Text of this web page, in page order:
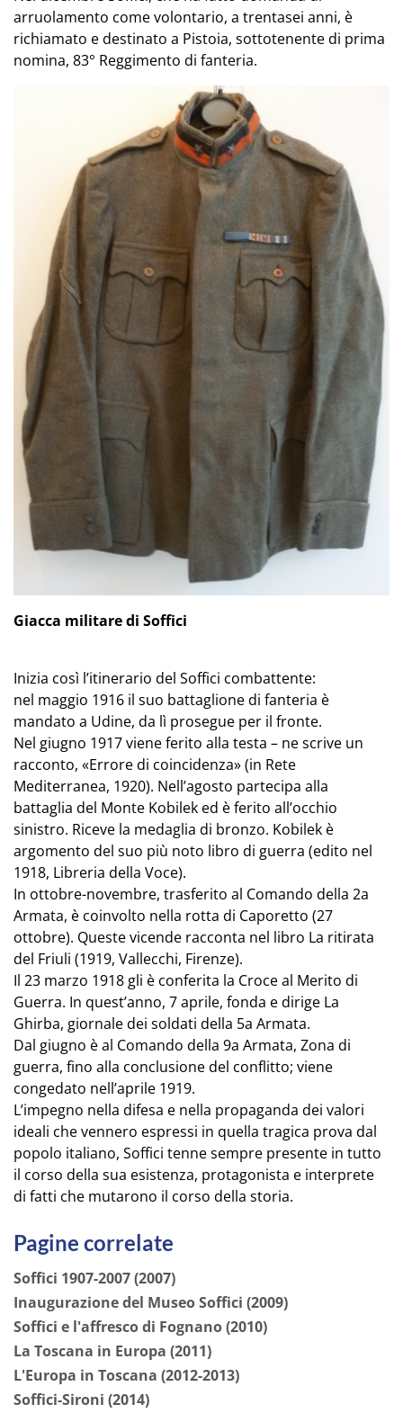
arruolamento come volontario, a trentasei anni, è
richiamato e destinato a Pistoia, sottotenente di prima
nomina, 83° Reggimento di fanteria.
Giacca militare di Soffici
Inizia così l’itinerario del Soffici combattente:
nel maggio 1916 il suo battaglione di fanteria è
mandato a Udine, da lì prosegue per il fronte.
Nel giugno 1917 viene ferito alla testa – ne scrive un
racconto, «Errore di coincidenza» (in Rete
Mediterranea, 1920). Nell’agosto partecipa alla
battaglia del Monte Kobilek ed è ferito all’occhio
sinistro. Riceve la medaglia di bronzo. Kobilek è
argomento del suo più noto libro di guerra (edito nel
1918, Libreria della Voce).
In ottobre-novembre, trasferito al Comando della 2a
Armata, è coinvolto nella rotta di Caporetto (27
ottobre). Queste vicende racconta nel libro La ritirata
del Friuli (1919, Vallecchi, Firenze).
Il 23 marzo 1918 gli è conferita la Croce al Merito di
Guerra. In quest’anno, 7 aprile, fonda e dirige La
Ghirba, giornale dei soldati della 5a Armata.
Dal giugno è al Comando della 9a Armata, Zona di
guerra, fino alla conclusione del conflitto; viene
congedato nell’aprile 1919.
L’impegno nella difesa e nella propaganda dei valori
ideali che vennero espressi in quella tragica prova dal
popolo italiano, Soffici tenne sempre presente in tutto
il corso della sua esistenza, protagonista e interprete
di fatti che mutarono il corso della storia.
Pagine correlate
Soffici 1907-2007 (2007)
Inaugurazione del Museo Soffici (2009)
Soffici e l'affresco di Fognano (2010)
La Toscana in Europa (2011)
L'Europa in Toscana (2012-2013)
Soffici-Sironi (2014)